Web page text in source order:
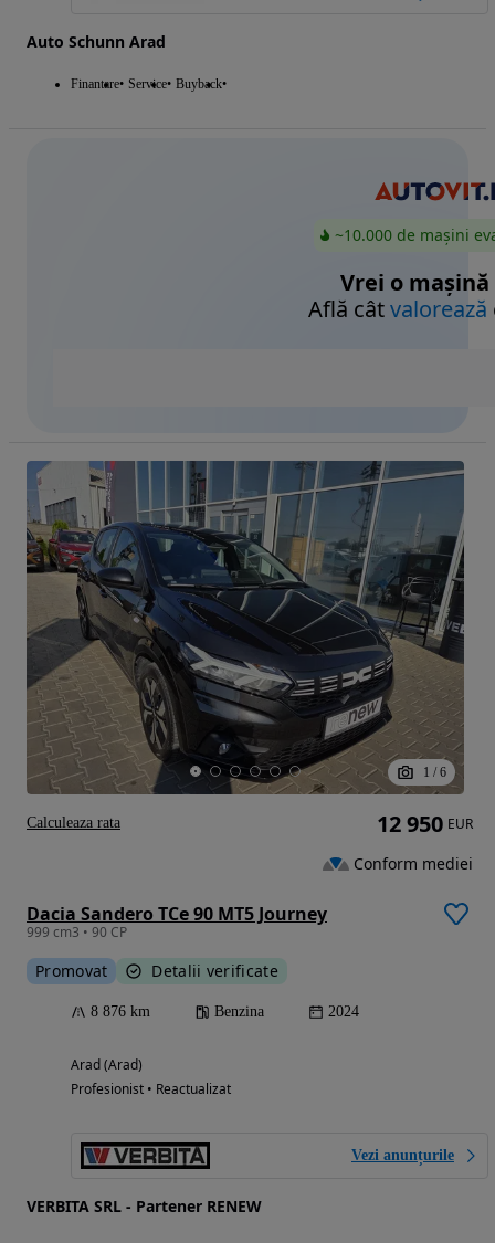
Auto Schunn Arad
Finantare Service Buyback
~10.000 de mașini
Vrei o mașină
Află câtvalorează
1 / 6
Dacia Sandero TCe 90 MT5 Journey
999 cm3 • 90 CP
Promovat Detalii verificate
8 876 km Benzina 2024
Arad (Arad)
Profesionist • Reactualizat
Vezi anunțurile
VERBITA SRL - Partener RENEW
12 950 EUR
Conform mediei
Calculeaza rata